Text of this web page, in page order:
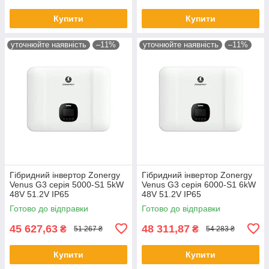
Купити Купити
уточнюйте наявність –11%
Гібридний інвертор Zonergy
Venus G3 серія 5000-S1 5kW
48V 51.2V IP65
Готово до відправки
45 627,63 ₴ 51 267 ₴
Купити
уточнюйте наявність –11%
Гібридний інвертор Zonergy
Venus G3 серія 6000-S1 6kW
48V 51.2V IP65
Готово до відправки
48 311,87 ₴ 54 283 ₴
Купити